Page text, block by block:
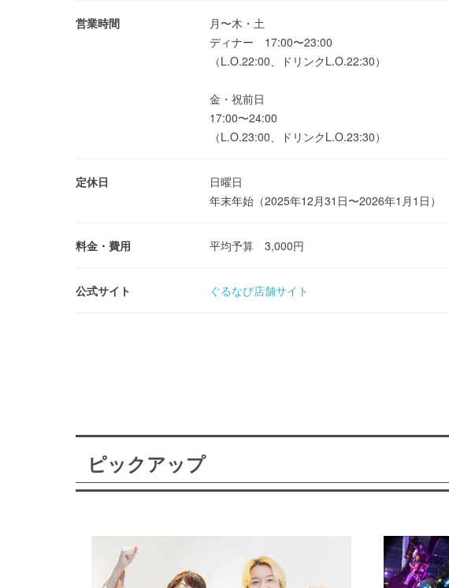
営業時間
月〜木・土
ディナー 17:00〜23:00
（L.O.22:00、ドリンクL.O.22:30）
金・祝前日
17:00〜24:00
（L.O.23:00、ドリンクL.O.23:30）
定休日
日曜日
年末年始（2025年12月31日〜2026年1月1日）
料金・費用 平均予算 3,000円
公式サイト ぐるなび店舗サイト
ピックアップ